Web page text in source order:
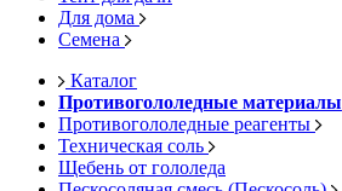
Для дома
Семена
Каталог
Противогололедные материалы
Противогололедные реагенты
Техническая соль
Щебень от гололеда